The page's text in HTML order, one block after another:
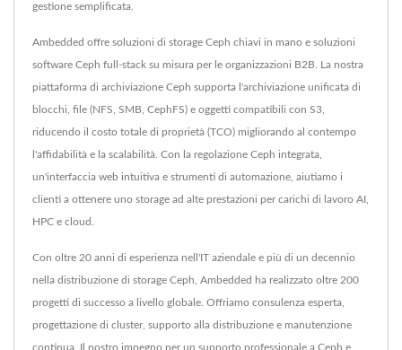
gestione semplificata.
Ambedded offre soluzioni di storage Ceph chiavi in mano e soluzioni
software Ceph full-stack su misura per le organizzazioni B2B. La nostra
piattaforma di archiviazione Ceph supporta l'archiviazione unificata di
blocchi, file (NFS, SMB, CephFS) e oggetti compatibili con S3,
riducendo il costo totale di proprietà (TCO) migliorando al contempo
l'affidabilità e la scalabilità. Con la regolazione Ceph integrata,
un'interfaccia web intuitiva e strumenti di automazione, aiutiamo i
clienti a ottenere uno storage ad alte prestazioni per carichi di lavoro AI,
HPC e cloud.
Con oltre 20 anni di esperienza nell'IT aziendale e più di un decennio
nella distribuzione di storage Ceph, Ambedded ha realizzato oltre 200
progetti di successo a livello globale. Offriamo consulenza esperta,
progettazione di cluster, supporto alla distribuzione e manutenzione
continua. Il nostro impegno per un supporto professionale a Ceph e